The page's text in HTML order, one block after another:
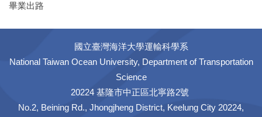
畢業出路
國立臺灣海洋大學運輸科學系
National Taiwan Ocean University, Department of Transportation
Science
20224 基隆市中正區北寧路2號
No.2, Beining Rd., Jhongjheng District, Keelung City 20224,